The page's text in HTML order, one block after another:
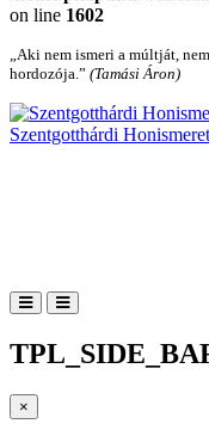
on line 1602
„Aki nem ismeri a múltját,
hordozója.” (Tamási Áron)
Szentgotthárdi
×